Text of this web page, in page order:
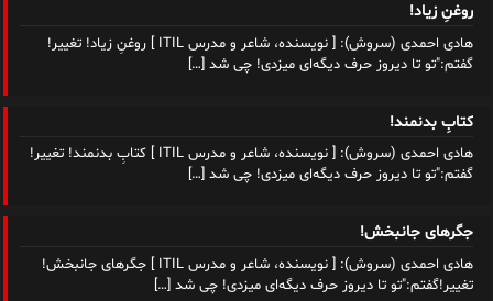
روغنِ زیاد!
هادی احمدی (سروش): [ نویسنده، شاعر و مدرس ITIL ] روغنِ زیاد! تغییر!
گفتم:"تو تا دیروز حرف دیگه‌ای میزدی! چی شد […]
کتابِ بدنمند!
هادی احمدی (سروش): [ نویسنده، شاعر و مدرس ITIL ] کتابِ بدنمند! تغییر!
گفتم:"تو تا دیروز حرف دیگه‌ای میزدی! چی شد […]
جگرهای جانبخش!
هادی احمدی (سروش): [ نویسنده، شاعر و مدرس ITIL ] جگرهای جانبخش!
تغییر!گفتم:"تو تا دیروز حرف دیگه‌ای میزدی! چی شد […]